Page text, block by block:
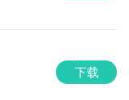
下载